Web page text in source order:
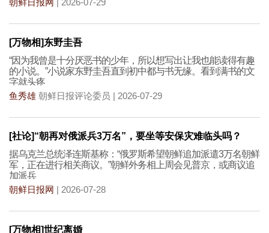
朝鲜日报网 | 2026-07-29
[万物相]东野圭吾
“因为我曾是十分厌恶书的少年，所以想写出让我也能读得有趣
的小说。”小说家东野圭吾直到初中都与书无缘。看到满书的文
字就头疼
鱼秀雄 朝鲜日报评论委员 | 2026-07-29
[社论]“朝再对俄派兵3万名”，要坐等安保灾难临头吗？
据乌克兰总统泽连斯基称：“俄罗斯希望朝鲜追加派遣3万名朝鲜
军，正在进行相关商议。”朝鲜外务相上周会见普京，或商议追
加派兵
朝鲜日报网 | 2026-07-28
[万物相]世纪离婚